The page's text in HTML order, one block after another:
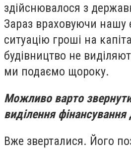
здійснювалося з
Зараз враховуючи нашу
ситуацію гроші на
будівництво не
ми подаємо щороку.
Можливо варто
виділення
Вже зверталися. Його